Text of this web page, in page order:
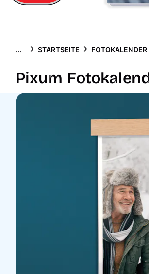
... STARTSEITE FOTOKALENDER
Pixum